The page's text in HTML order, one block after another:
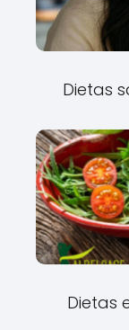
Dietas
Dietas